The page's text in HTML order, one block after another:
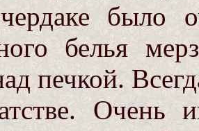
было
белья
печкой.
Очень